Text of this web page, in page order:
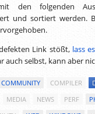
den folgenden
und sortiert werden.
Link stößt, lass
auch selbst, kann aber
COMMUNITY COMPILER
MEDIA NEWS PERF